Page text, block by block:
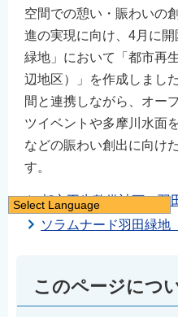
空間での憩い・賑わいの
進の実現に向け、4月に
緑地」において「都市再
辺地区）」を作成しまし
間と連携しながら、オー
ツイベントや多摩川水面
などの賑わい創出に向け
す。
都市再生整備計画（羽
ソラムナード羽田緑地
このページにつ
Select Language
日本語
简体中文